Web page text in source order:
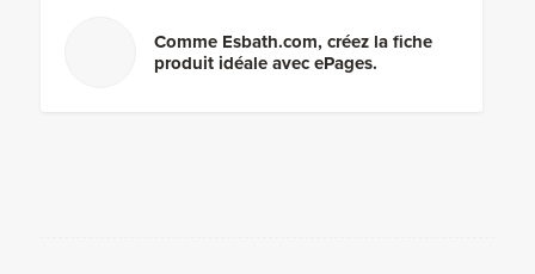
Comme Esbath.com, créez la fiche
produit idéale avec ePages.